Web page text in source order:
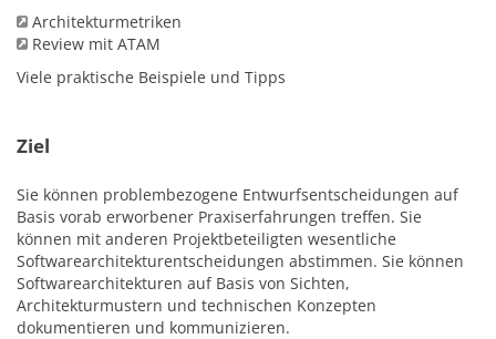
Architekturmetriken
Review mit ATAM
Viele praktische Beispiele und Tipps
Ziel
Sie können problembezogene Entwurfsentscheidungen auf
Basis vorab erworbener Praxiserfahrungen treffen. Sie
können mit anderen Projektbeteiligten wesentliche
Softwarearchitekturentscheidungen abstimmen. Sie können
Softwarearchitekturen auf Basis von Sichten,
Architekturmustern und technischen Konzepten
dokumentieren und kommunizieren.